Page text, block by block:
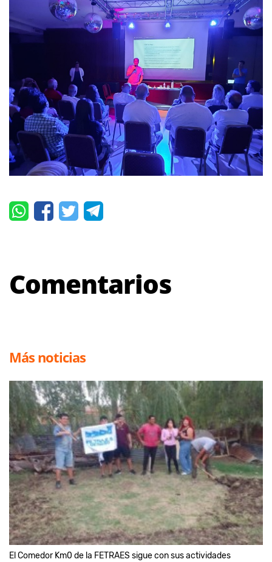
Comentarios
Más noticias
El Comedor Km0 de la FETRAES sigue con sus actividades